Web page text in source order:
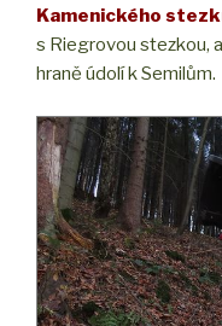
Kamenického
s Riegrovou stezkou,
hraně údolí k Semilům.